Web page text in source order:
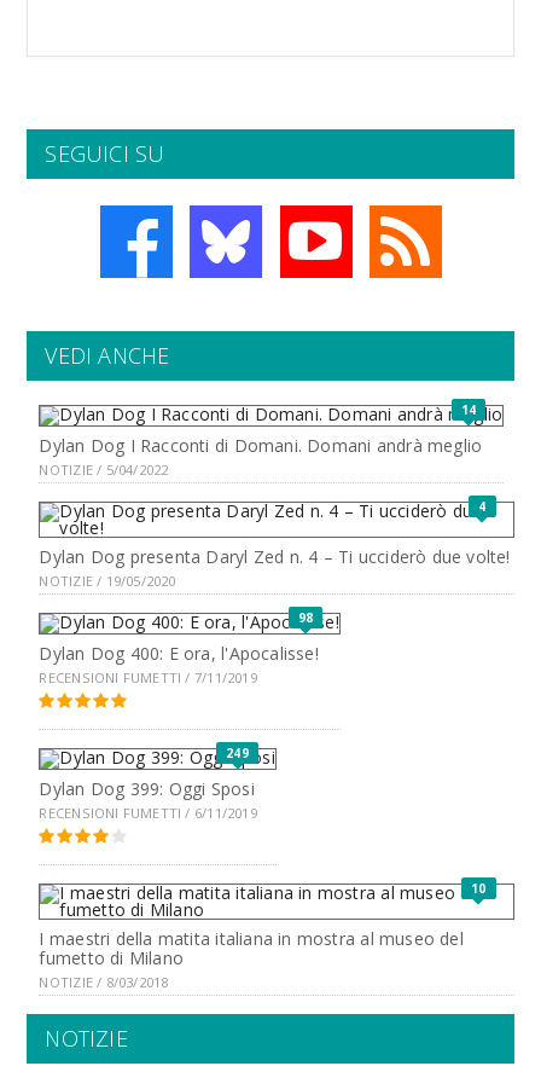
SEGUICI SU
VEDI ANCHE
14
Dylan Dog I Racconti di Domani. Domani andrà meglio
NOTIZIE / 5/04/2022
4
Dylan Dog presenta Daryl Zed n. 4 – Ti ucciderò due volte!
NOTIZIE / 19/05/2020
98
Dylan Dog 400: E ora, l'Apocalisse!
RECENSIONI FUMETTI / 7/11/2019
249
Dylan Dog 399: Oggi Sposi
RECENSIONI FUMETTI / 6/11/2019
10
I maestri della matita italiana in mostra al museo del
fumetto di Milano
NOTIZIE / 8/03/2018
NOTIZIE